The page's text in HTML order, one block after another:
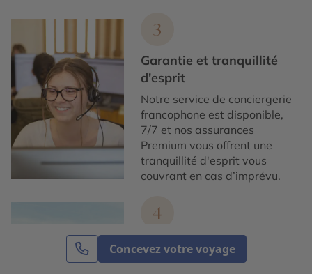
Concevez votre voyage
3
Garantie et tranquillité
d'esprit
Notre service de conciergerie
francophone est disponible,
7/7 et nos assurances
Premium vous offrent une
tranquillité d'esprit vous
couvrant en cas d’imprévu.
4
Voyager avec une agence
de voyage française